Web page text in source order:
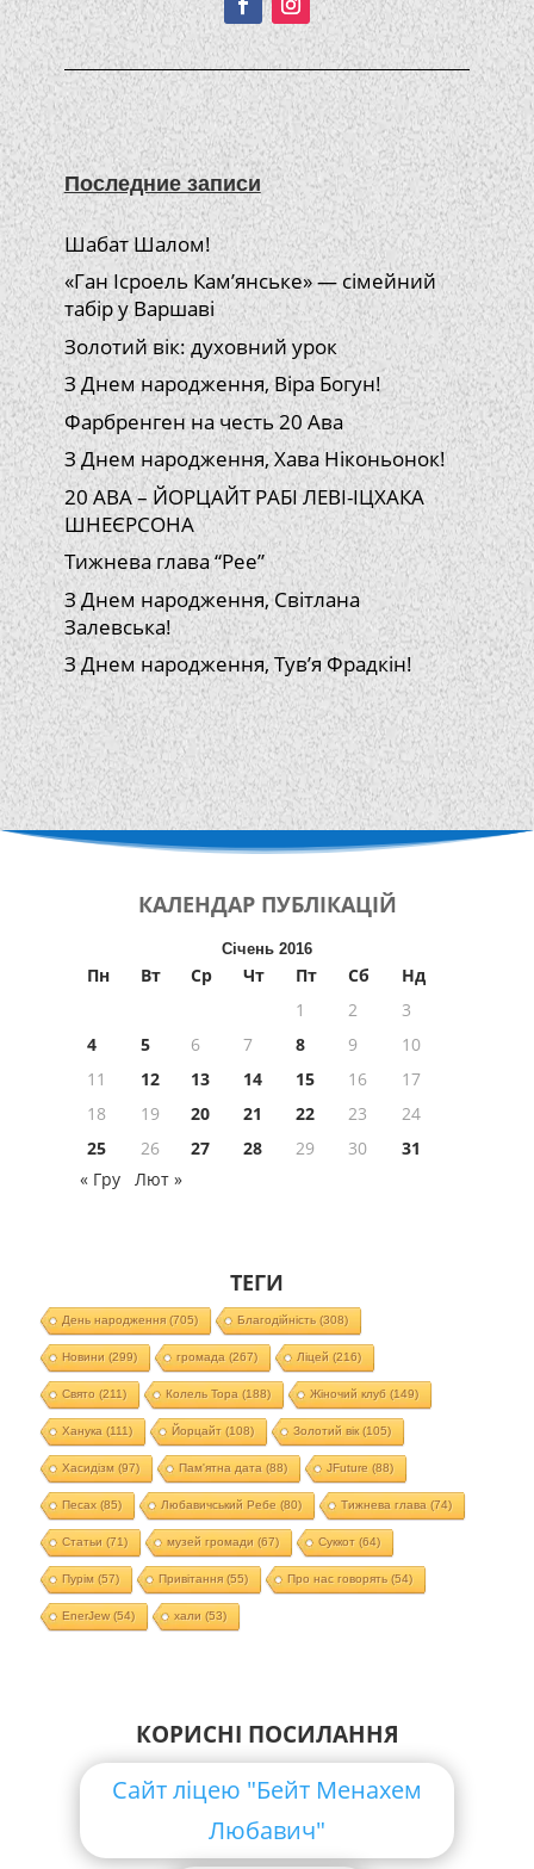
Последние записи
Шабат Шалом!
«Ган Ісроель Кам’янське» — сімейний
табір у Варшаві
Золотий вік: духовний урок
З Днем народження, Віра Богун!
Фарбренген на честь 20 Ава
З Днем народження, Хава Ніконьонок!
20 АВА – ЙОРЦАЙТ РАБІ ЛЕВІ-ІЦХАКА
ШНЕЄРСОНА
Тижнева глава “Рее”
З Днем народження, Світлана
Залевська!
З Днем народження, Тув’я Фрадкін!
КАЛЕНДАР ПУБЛІКАЦІЙ
Січень 2016
Пн Вт Ср Чт Пт Сб
Нд
1
2
3
4
5 6 7 8 9
10
11
12 13 14 15 16
17
18
19 20 21 22 23
24
25
26 27 28 29 30
31
« Гру
Лют »
ТЕГИ
День народження(705) Благодійність (308)
Новини (299) громада (267) Ліцей (216)
Свято (211) Колель Тора (188) Жіночий клуб (149)
Ханука (111) Йорцайт (108) Золотий вік(105)
Хасидізм (97) Пам'ятна дата (88) JFuture (88)
Песах(85) Любавичський Ребе (80) Тижнева глава (74)
Статьи (71) музей громади (67) Суккот (64)
Пурім (57) Привітання(55) Про нас говорять (54)
EnerJew(54) хали (53)
КОРИСНІ ПОСИЛАННЯ
Сайт ліцею "Бейт Менахем
Любавич"